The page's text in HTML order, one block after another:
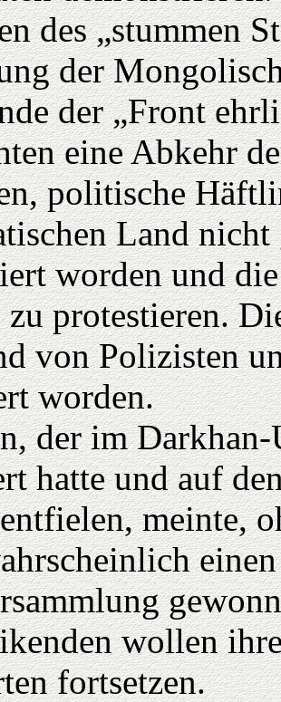
des „stummen
der
der „Front
eine Abkehr
politische
Land nicht
worden und
zu protestieren.
von Polizisten
worden.
der im
hatte und auf
meinte,
wollen
fortsetzen.